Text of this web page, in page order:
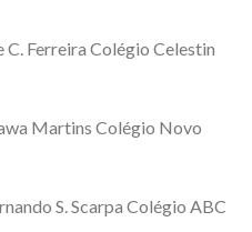
Ferreira Colégio Celestin
Martins Colégio Novo
S. Scarpa Colégio ABC